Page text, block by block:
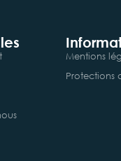
Mentions
Protections